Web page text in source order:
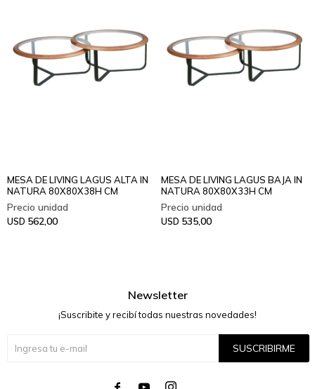
MESA DE LIVING LAGUS ALTA IN
NATURA 80X80X38H CM
USD 562,00
MESA DE LIVING LAGUS BAJA IN
NATURA 80X80X33H CM
USD 535,00
Newsletter
¡Suscribite y recibí todas nuestras novedades!
SUSCRIBIRME
  